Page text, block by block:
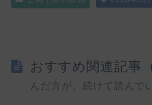
おすすめ関連記事
んだ方が、続けて読んで